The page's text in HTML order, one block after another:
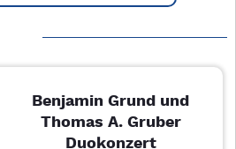
Benjamin Grund und
Thomas A. Gruber
Duokonzert